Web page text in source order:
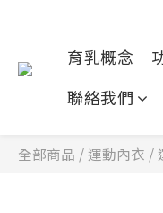
育乳概念
聯絡我們
全部商品 / 運動內衣 /